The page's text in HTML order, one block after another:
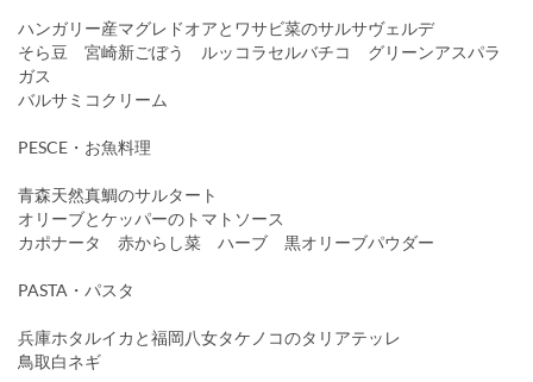
ハンガリー産マグレドオアとワサビ菜のサルサヴェルデ
そら豆 宮崎新ごぼう ルッコラセルバチコ グリーンアスパラ
ガス
バルサミコクリーム
PESCE・お魚料理
青森天然真鯛のサルタート
オリーブとケッパーのトマトソース
カポナータ 赤からし菜 ハーブ 黒オリーブパウダー
PASTA・パスタ
兵庫ホタルイカと福岡八女タケノコのタリアテッレ
鳥取白ネギ